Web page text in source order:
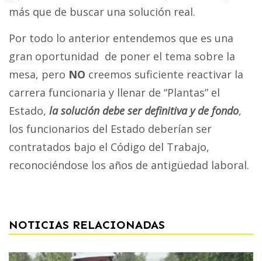
más que de buscar una solución real.
Por todo lo anterior entendemos que es una
gran oportunidad de poner el tema sobre la
mesa, pero NO creemos suficiente reactivar la
carrera funcionaria y llenar de “Plantas” el
Estado, la solución debe ser definitiva y de fondo,
los funcionarios del Estado deberían ser
contratados bajo el Código del Trabajo,
reconociéndose los años de antigüedad laboral.
NOTICIAS RELACIONADAS